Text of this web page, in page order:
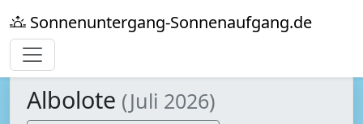
Sonnenuntergang-Sonnenaufgang.de
Albolote (Juli 2026)